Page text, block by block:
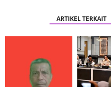
ARTIKEL TERKAIT